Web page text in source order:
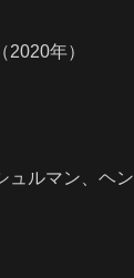
年）
ュルマン、ヘ